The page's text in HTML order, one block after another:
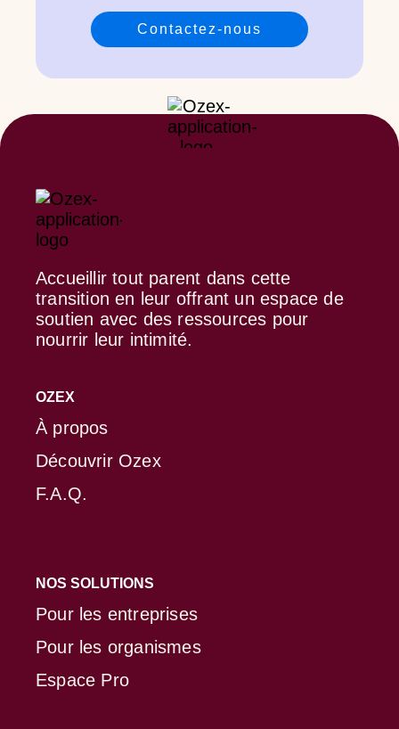
Contactez-nous
Accueillir tout parent dans cette
transition en leur offrant un espace de
soutien avec des ressources pour
nourrir leur intimité.
OZEX
À propos
Découvrir Ozex
F.A.Q.
NOS SOLUTIONS
Pour les entreprises
Pour les organismes
Espace Pro